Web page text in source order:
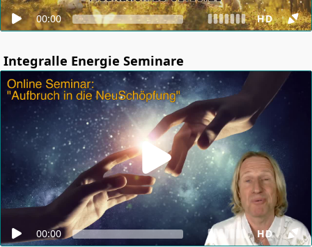
00:00 HD
Integralle Energie Seminare
00:00 HD